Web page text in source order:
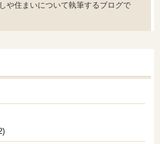
や住まいについて執筆するブログで